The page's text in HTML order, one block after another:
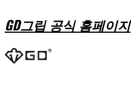
GD그립 공식 홈페이지